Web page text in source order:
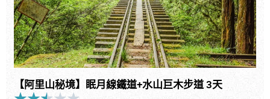
【阿里山秘境】眠月線鐵道+水山巨木步道 3天